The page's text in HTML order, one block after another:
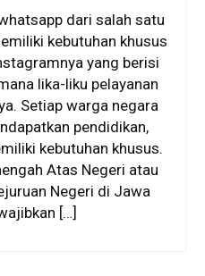
dari salah satu
kebutuhan khusus
yang berisi
lika-liku pelayanan
Setiap warga negara
pendidikan,
kebutuhan khusus.
Atas Negeri atau
Negeri di Jawa
[…]